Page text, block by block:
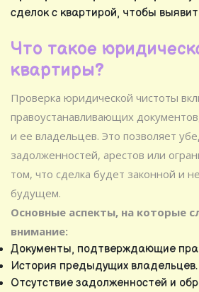
сделок с квартирой, чтобы
Что такое
квартиры?
Проверка юридической чистоты
правоустанавливающих
и ее владельцев. Это позволяет
задолженностей, арестов или
том, что сделка будет законной и
будущем.
Основные аспекты, на которые
внимание:
Документы, подтверждающие
История предыдущих владельцев.
Отсутствие задолженностей и